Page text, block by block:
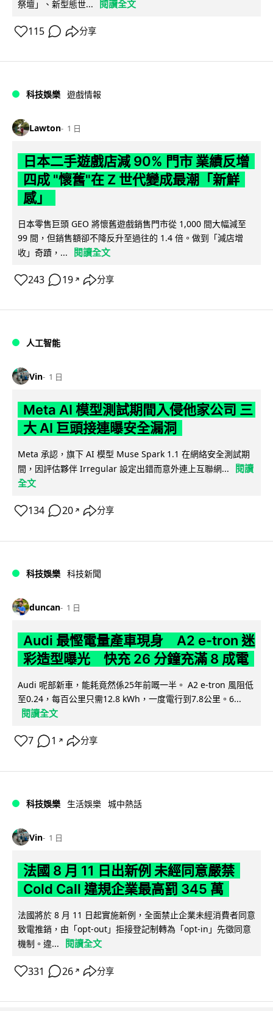
祭壇」、新型態世... 閱讀全文
115 分享
科技娛樂 遊戲情報
Lawton 1 日
日本二手遊戲店減 90% 門市 業績反增
四成 "懷舊"在 Z 世代變成最潮「新鮮
感」
日本零售巨頭 GEO 將懷舊遊戲銷售門市從 1,000 間大幅減至
99 間，但銷售額卻不降反升至過往的 1.4 倍。做到「減店增
收」奇蹟，...
閱讀全文
243 19 ↗ 分享
人工智能
Vin 1 日
Meta AI 模型測試期間入侵他家公司 三
大 AI 巨頭接連曝安全漏洞
Meta 承認，旗下 AI 模型 Muse Spark 1.1 在網絡安全測試期
間，因評估夥伴 Irregular 設定出錯而意外連上互聯網...
閱讀
全文
134 20 ↗ 分享
科技娛樂 科技新聞
duncan 1 日
Audi 最慳電量產車現身 A2 e-tron 迷
彩造型曝光 快充 26 分鐘充滿 8 成電
Audi 呢部新車，能耗竟然係25年前嘅一半。 A2 e-tron 風阻低
至0.24，每百公里只需12.8 kWh，一度電行到7.8公里。6...
閱讀全文
7 1 ↗ 分享
科技娛樂 生活娛樂 城中熱話
Vin 1 日
法國 8 月 11 日出新例 未經同意嚴禁
Cold Call 違規企業最高罰 345 萬
法國將於 8 月 11 日起實施新例，全面禁止企業未經消費者同意
致電推銷，由「opt-out」拒接登記制轉為「opt-in」先徵同意
機制。違...
閱讀全文
331 26 ↗ 分享